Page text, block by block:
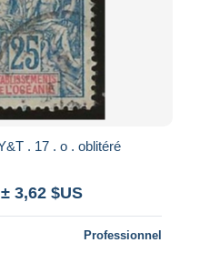
Océanie . Y&T . 17 . o . oblitéré
± 3,62 $US
Professionnel